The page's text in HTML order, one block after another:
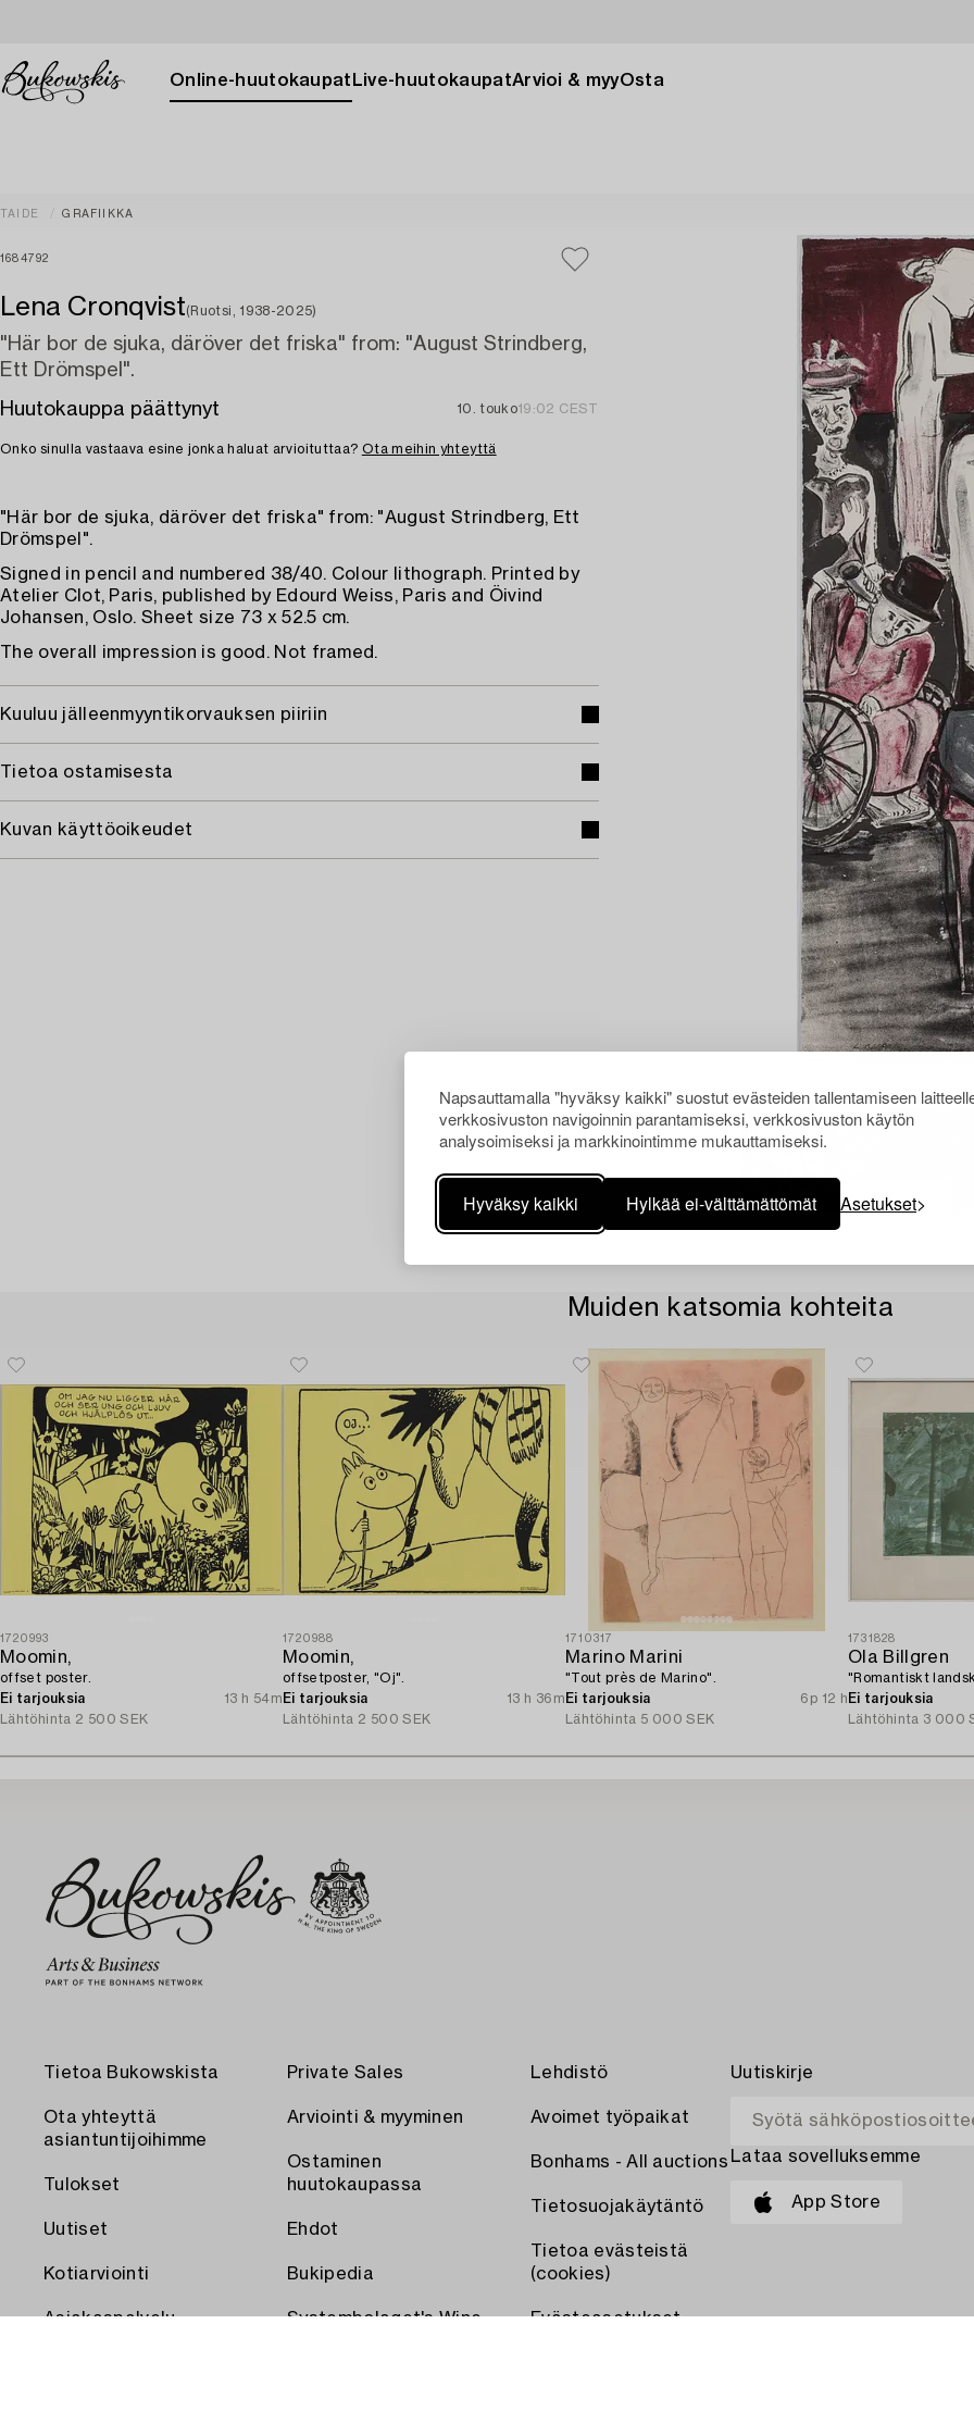
Napsauttamalla "hyväksy kaikki" suostut evästeiden tallentamiseen
verkkosivuston navigoinnin parantamiseksi, verkkosivuston käytön
analysoimiseksi ja markkinointimme mukauttamiseksi.
Hyväksy kaikki Hylkää ei-välttämättömät Asetukset
Online-huutokaupat Live-huutokaupatArvioi & myyOsta
TAIDE GRAFIIKKA
1684792
Lena Cronqvist(Ruotsi, 1938-2025)
"Här bor de sjuka, däröver det friska" from: "August Strindberg,
Ett Drömspel".
Huutokauppa päättynyt
10. touko19:02 CEST
Onko sinulla vastaava esine jonka haluat arvioituttaa? Ota meihin yhteyttä
"Här bor de sjuka, däröver det friska" from: "August Strindberg, Ett
Drömspel".
Signed in pencil and numbered 38/40. Colour lithograph. Printed by
Atelier Clot, Paris, published by Edourd Weiss, Paris and Öivind
Johansen, Oslo. Sheet size 73 x 52.5 cm.
The overall impression is good. Not framed.
Kuuluu jälleenmyyntikorvauksen piiriin
Tietoa ostamisesta
Kuvan käyttöoikeudet
Muiden katsomia kohteita
1720993
Moomin,
offset poster.
Ei tarjouksia
13 h 54m
Lähtöhinta 2 500 SEK
1720988
Moomin,
offsetposter, "Oj".
Ei tarjouksia
13 h 36m
Lähtöhinta 2 500 SEK
1710317
Marino Marini
"Tout près de Marino".
Ei tarjouksia
6p 12 h
Lähtöhinta 5 000 SEK
1731828
Ola Billgren
"Romantiskt
Ei tarjouksia
Lähtöhinta 3 000
Tietoa Bukowskista
Ota yhteyttä
asiantuntijoihimme
Tulokset
Uutiset
Kotiarviointi
Asiakaspalvelu
Private Sales
Arviointi & myyminen
Ostaminen
huutokaupassa
Ehdot
Bukipedia
Systembolaget's Wine
Lehdistö
Avoimet työpaikat
Bonhams - All auctions
Tietosuojakäytäntö
Tietoa evästeistä
(cookies)
Evästeasetukset
Uutiskirje
Lataa sovelluksemme
App Store